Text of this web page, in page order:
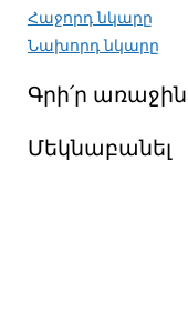
Հաջորդ նկարը
Նախորդ նկարը
Գրի՛ր
Մեկնաբանել